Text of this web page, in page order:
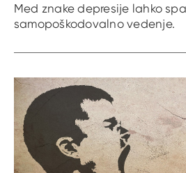
Med znake depresije lahko
samopoškodovalno vedenje.